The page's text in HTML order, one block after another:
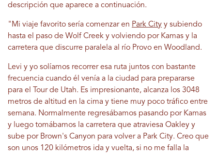
descripción que aparece a continuación.
"Mi viaje favorito sería comenzar en Park City y subiendo
hasta el paso de Wolf Creek y volviendo por Kamas y la
carretera que discurre paralela al río Provo en Woodland.
Levi y yo solíamos recorrer esa ruta juntos con bastante
frecuencia cuando él venía a la ciudad para prepararse
para el Tour de Utah. Es impresionante, alcanza los 3048
metros de altitud en la cima y tiene muy poco tráfico entre
semana. Normalmente regresábamos pasando por Kamas
y luego tomábamos la carretera que atraviesa Oakley y
sube por Brown's Canyon para volver a Park City. Creo que
son unos 120 kilómetros ida y vuelta, si no me falla la